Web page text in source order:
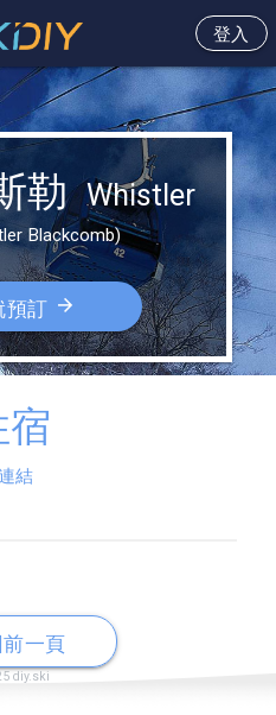
登入
勒 Whistler
Blackcomb)
預訂 arrow_forward
宿
結
前一頁
diy.ski